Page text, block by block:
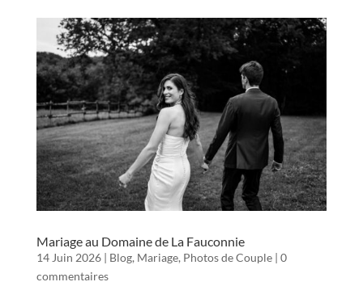
Mariage au Domaine de La Fauconnie
14 Juin 2026| Blog, Mariage, Photos de Couple| 0
commentaires